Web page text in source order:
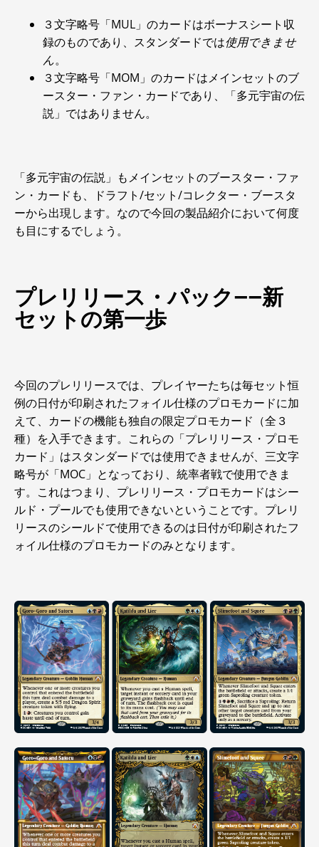
３文字略号「MUL」のカードはボーナスシート収
録のものであり、スタンダードでは使用できませ
ん。
３文字略号「MOM」のカードはメインセットのブ
ースター・ファン・カードであり、「多元宇宙の伝
説」ではありません。
「多元宇宙の伝説」もメインセットのブースター・ファ
ン・カードも、ドラフト/セット/コレクター・ブースタ
ーから出現します。なので今回の製品紹介において何度
も目にするでしょう。
プレリリース・パック――新
セットの第一歩
今回のプレリリースでは、プレイヤーたちは毎セット恒
例の日付が印刷されたフォイル仕様のプロモカードに加
えて、カードの機能も独自の限定プロモカード（全３
種）を入手できます。これらの「プレリリース・プロモ
カード」はスタンダードでは使用できませんが、三文字
略号が「MOC」となっており、統率者戦で使用できま
す。これはつまり、プレリリース・プロモカードはシー
ルド・プールでも使用できないということです。プレリ
リースのシールドで使用できるのは日付が印刷されたフ
ォイル仕様のプロモカードのみとなります。